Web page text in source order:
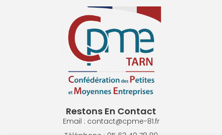
Restons En Contact
Email : contact@cpme-81.fr